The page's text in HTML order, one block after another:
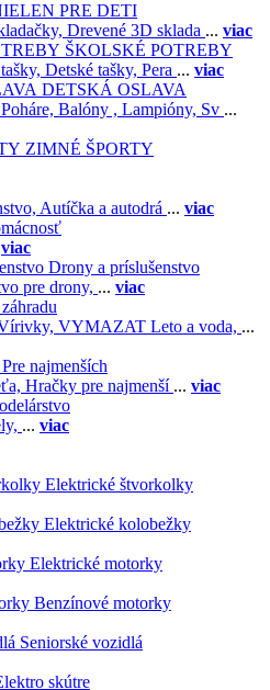
PRE DETI
Drevené 3D sklada ... viac
ŠKOLSKÉ POTREBY
Detské tašky, Pera ... viac
DETSKÁ OSLAVA
Poháre, Balóny , Lampióny, Sv ...
ZIMNÉ ŠPORTY
Autíčka a autodrá ... viac
viac
Drony a príslušenstvo
pre drony, ... viac
VYMAZAT Leto a voda, ...
Pre najmenších
Hračky pre najmenší ... viac
... viac
Elektrické štvorkolky
Elektrické kolobežky
Elektrické motorky
Benzínové motorky
Seniorské vozidlá
skútre